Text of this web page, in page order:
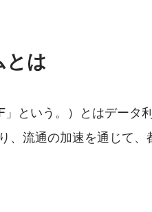
とは
という。）とはデータ
、流通の加速を通じて、